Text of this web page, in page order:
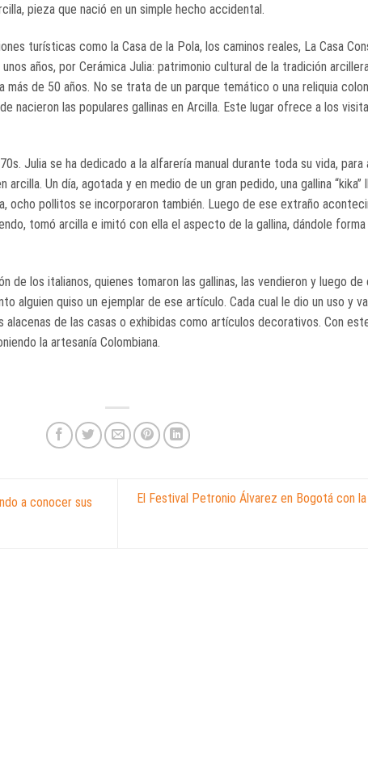
pieza que nació en un simple hecho accidental.
turísticas como la Casa de la Pola, los caminos reales, La Casa
años, por Cerámica Julia: patrimonio cultural de la tradición
de 50 años. No se trata de un parque temático o una reliquia
nacieron las populares gallinas en Arcilla. Este lugar ofrece a los
Julia se ha dedicado a la alfarería manual durante toda su vida,
Un día, agotada y en medio de un gran pedido, una gallina “kika”
ocho pollitos se incorporaron también. Luego de ese extraño
tomó arcilla e imitó con ella el aspecto de la gallina, dándole
de los italianos, quienes tomaron las gallinas, las vendieron y luego
alguien quiso un ejemplar de ese artículo. Cada cual le dio un uso y
alacenas de las casas o exhibidas como artículos decorativos. Con
la artesanía Colombiana.
a conocer sus
El Festival Petronio Álvarez en Bogotá con